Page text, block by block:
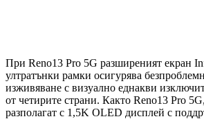
При Reno13 Pro 5G разширеният екран
ултратънки рамки осигурява
изживяване с визуално еднакви
от четирите страни. Както Reno13 Pro
разполагат с 1,5K OLED дисплей с